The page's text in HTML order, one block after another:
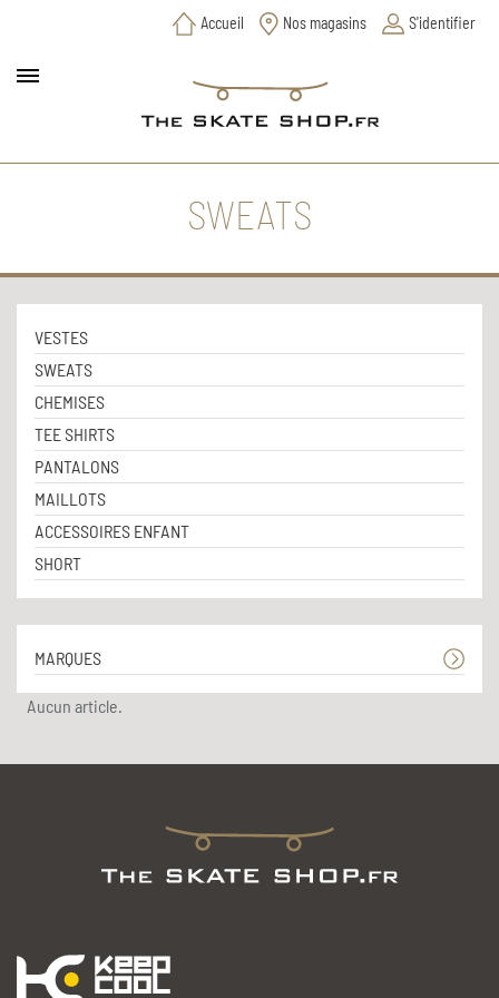
Accueil Nos magasins S'identifier
SWEATS
VESTES
SWEATS
CHEMISES
TEE SHIRTS
PANTALONS
MAILLOTS
ACCESSOIRES ENFANT
SHORT
MARQUES
Aucun article.